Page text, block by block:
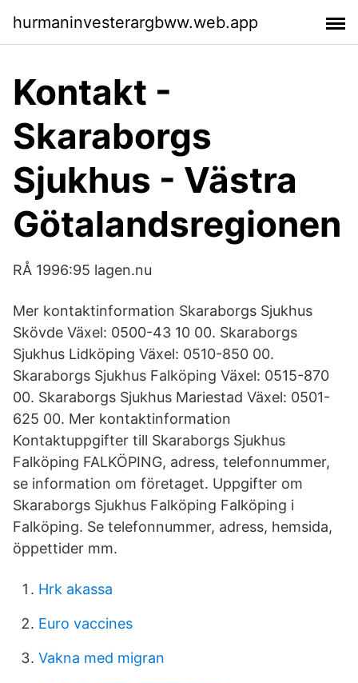
hurmaninvesterargbww.web.app
Kontakt -
Skaraborgs
Sjukhus - Västra
Götalandsregionen
RÅ 1996:95 lagen.nu
Mer kontaktinformation Skaraborgs Sjukhus
Skövde Växel: 0500-43 10 00. Skaraborgs
Sjukhus Lidköping Växel: 0510-850 00.
Skaraborgs Sjukhus Falköping Växel: 0515-870
00. Skaraborgs Sjukhus Mariestad Växel: 0501-
625 00. Mer kontaktinformation
Kontaktuppgifter till Skaraborgs Sjukhus
Falköping FALKÖPING, adress, telefonnummer,
se information om företaget. Uppgifter om
Skaraborgs Sjukhus Falköping Falköping i
Falköping. Se telefonnummer, adress, hemsida,
öppettider mm.
Hrk akassa
Euro vaccines
Vakna med migran